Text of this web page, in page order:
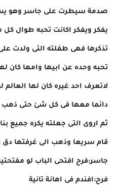
صدمة سيطرت على جاسر وهو
يفكر ويفكر اكانت تحبه طوال
تذكرها فهى طفلته التى ولدت على
تحبه وحده عن ابيها وامها
لاتعرف احد غيره كان لها العالم
دائما معها فى كل شئ حتى ذهب
ثم اروى التى جعلته يكره جميع
قام سريعا وذهب الى غرفتها دق
جاسر:فرح افتحى الباب لو
فرح:افندم فى اهانة تانية